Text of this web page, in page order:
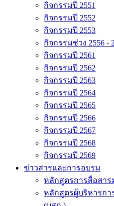
กิจกรรมปี 2551
กิจกรรมปี 2552
กิจกรรมปี 2553
กิจกรรมช่วง 2556 -
กิจกรรมปี 2561
กิจกรรมปี 2562
กิจกรรมปี 2563
กิจกรรมปี 2564
กิจกรรมปี 2565
กิจกรรมปี 2566
กิจกรรมปี 2567
กิจกรรมปี 2568
กิจกรรมปี 2569
ข่าวสารและการอบรม
หลักสูตรการสื่อสา
หลักสูตรผู้บริหารก